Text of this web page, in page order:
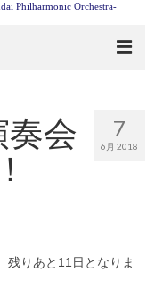
Philharmonic Orchestra-
7
6月 2018
会
残りあと11日となりま